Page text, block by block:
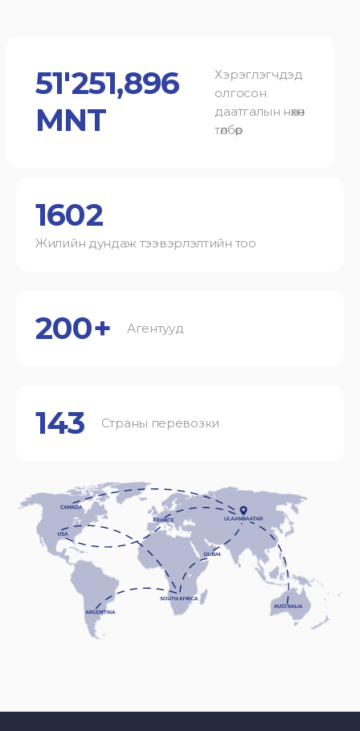
51'251,896
MNT
Хэрэглэгчдэд
олгосон
даатгалын нөхөн
төлбөр
1602
Жилийн дундаж тээвэрлэлтийн тоо
200+ Агентууд
143 Страны перевозки